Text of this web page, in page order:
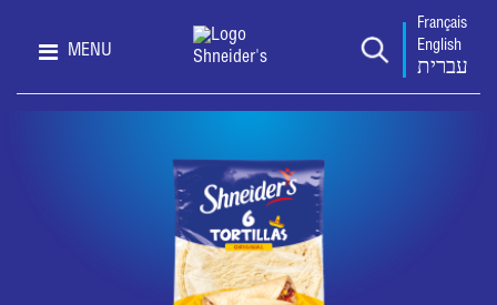
Français
English
עברית
MENU